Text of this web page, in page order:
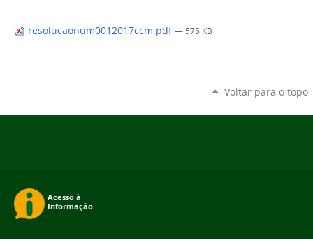
resolucaonum0012017ccm.pdf — 575 KB
Voltar para o topo